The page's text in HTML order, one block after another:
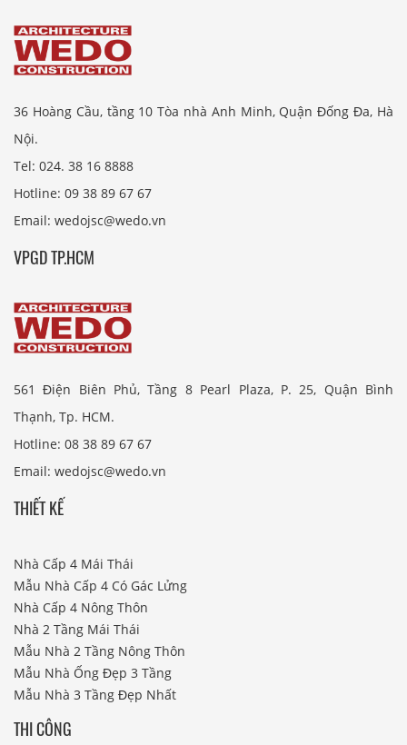
36 Hoàng Cầu, tầng 10 Tòa nhà Anh Minh, Quận Đống Đa, Hà
Nội.
Tel: 024. 38 16 8888
Hotline: 09 38 89 67 67
Email: wedojsc@wedo.vn
VPGD TP.HCM
561 Điện Biên Phủ, Tầng 8 Pearl Plaza, P. 25, Quận Bình
Thạnh, Tp. HCM.
Hotline: 08 38 89 67 67
Email: wedojsc@wedo.vn
THIẾT KẾ
Nhà Cấp 4 Mái Thái
Mẫu Nhà Cấp 4 Có Gác Lửng
Nhà Cấp 4 Nông Thôn
Nhà 2 Tầng Mái Thái
Mẫu Nhà 2 Tầng Nông Thôn
Mẫu Nhà Ống Đẹp 3 Tầng
Mẫu Nhà 3 Tầng Đẹp Nhất
THI CÔNG